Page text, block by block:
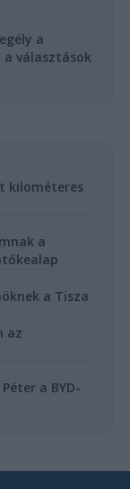
a
választások
kilométeres
a
a Tisza
az
a BYD-